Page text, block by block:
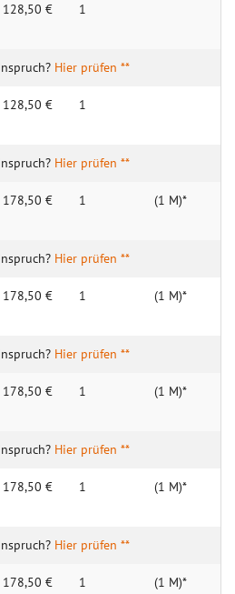
128,50 € 1
Hier prüfen **
128,50 € 1
Hier prüfen **
178,50 € 1 (1 M)*
Hier prüfen **
178,50 € 1 (1 M)*
Hier prüfen **
178,50 € 1 (1 M)*
Hier prüfen **
178,50 € 1 (1 M)*
Hier prüfen **
178,50 € 1 (1 M)*